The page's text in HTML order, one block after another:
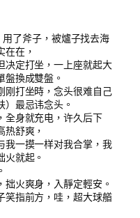
用了斧子，被爐子找去海
在在，
决定打坐，一上座就起大
換成雙盤。
刚打坐時，念头很难自己
最忌讳念头。
全身就充电，许久后下
舒爽，
我一摸一样对我合掌，我
就起。
火爽身，入靜定輕安。
笑指前方，哇，超大球艏